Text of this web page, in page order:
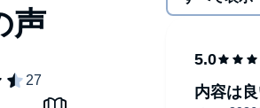
ているビジネスパーソン
産性を追求したいリーダー・経営層
ネジメント手法を学びたい方内容は